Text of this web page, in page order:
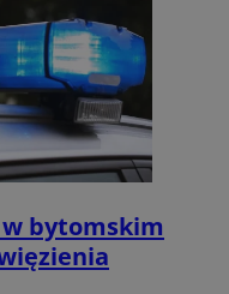
bytomskim